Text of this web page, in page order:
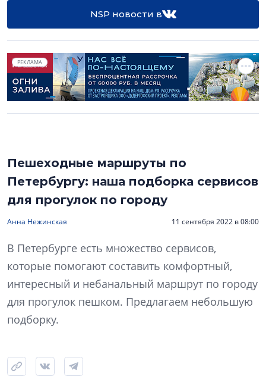
NSP новости в
РЕКЛАМА
Пешеходные маршруты по
Петербургу: наша подборка сервисов
для прогулок по городу
Анна Нежинская 11 сентября 2022 в 08:00
В Петербурге есть множество сервисов,
которые помогают составить комфортный,
интересный и небанальный маршрут по городу
для прогулок пешком. Предлагаем небольшую
подборку.